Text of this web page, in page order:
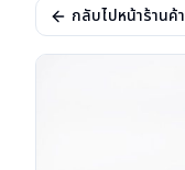
กลับไปหน้าร้านค้า